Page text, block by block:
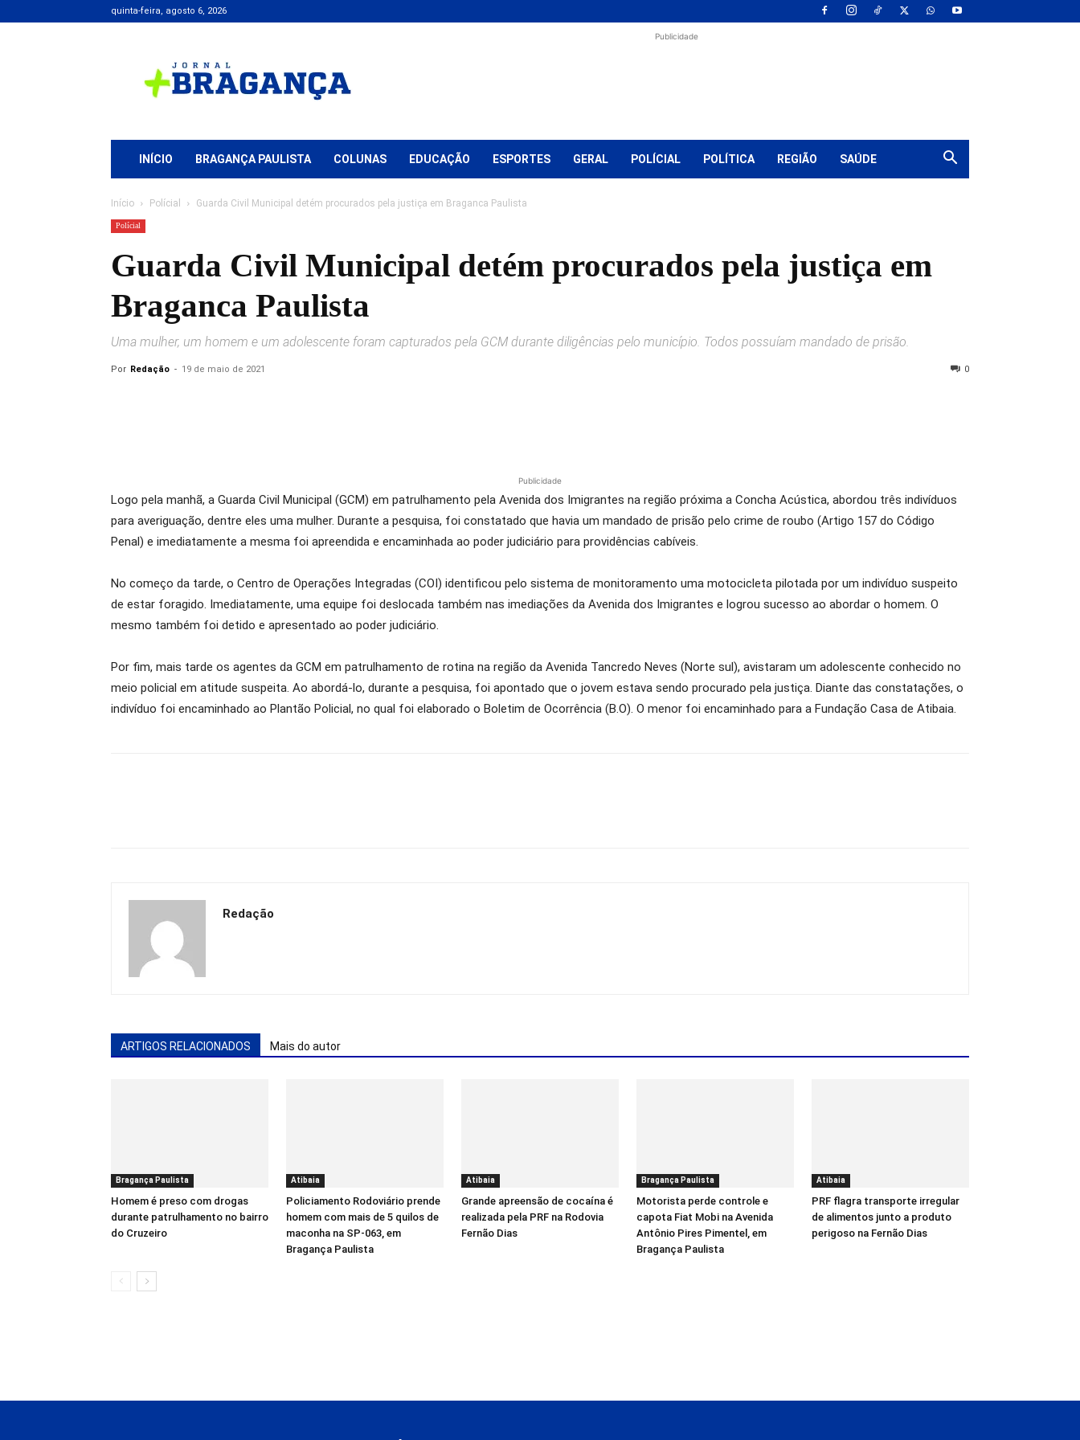
quinta-feira, agosto 6, 2026
+
Bragança
Publicidade
INÍCIO BRAGANÇA PAULISTA COLUNAS EDUCAÇÃO ESPORTES GERAL POLÍCIAL POLÍTICA REGIÃO SAÚDE
Início Polícial Guarda Civil Municipal detém procurados pela justiça em Braganca Paulista
Polícial
Guarda Civil Municipal detém procurados pela justiça em
Braganca Paulista
Uma mulher, um homem e um adolescente foram capturados pela GCM durante diligências pelo município. Todos possuíam mandado de prisão.
Por Redação - 19 de maio de 2021 0
Publicidade
Logo pela manhã, a Guarda Civil Municipal (GCM) em patrulhamento pela Avenida dos Imigrantes na região próxima a Concha Acústica, abordou três indivíduos
para averiguação, dentre eles uma mulher. Durante a pesquisa, foi constatado que havia um mandado de prisão pelo crime de roubo (Artigo 157 do Código
Penal) e imediatamente a mesma foi apreendida e encaminhada ao poder judiciário para providências cabíveis.
No começo da tarde, o Centro de Operações Integradas (COI) identificou pelo sistema de monitoramento uma motocicleta pilotada por um indivíduo suspeito
de estar foragido. Imediatamente, uma equipe foi deslocada também nas imediações da Avenida dos Imigrantes e logrou sucesso ao abordar o homem. O
mesmo também foi detido e apresentado ao poder judiciário.
Por fim, mais tarde os agentes da GCM em patrulhamento de rotina na região da Avenida Tancredo Neves (Norte sul), avistaram um adolescente conhecido no
meio policial em atitude suspeita. Ao abordá-lo, durante a pesquisa, foi apontado que o jovem estava sendo procurado pela justiça. Diante das constatações, o
indivíduo foi encaminhado ao Plantão Policial, no qual foi elaborado o Boletim de Ocorrência (B.O). O menor foi encaminhado para a Fundação Casa de Atibaia.
Redação
ARTIGOS RELACIONADOS Mais do autor
Bragança Paulista
Homem é preso com drogas
durante patrulhamento no bairro
do Cruzeiro
Atibaia
Policiamento Rodoviário prende
homem com mais de 5 quilos de
maconha na SP-063, em
Bragança Paulista
Atibaia
Grande apreensão de cocaína é
realizada pela PRF na Rodovia
Fernão Dias
Bragança Paulista
Motorista perde controle e
capota Fiat Mobi na Avenida
Antônio Pires Pimentel, em
Bragança Paulista
Atibaia
PRF flagra transporte irregular
de alimentos junto a produto
perigoso na Fernão Dias